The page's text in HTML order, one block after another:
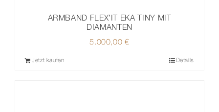
ARMBAND FLEX’IT EKA TINY MIT
DIAMANTEN
5.000,00€
Jetzt kaufen Details